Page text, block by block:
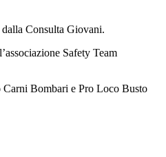
Consulta Giovani.
Safety Team
Carni Bombari e Pro Loco Busto